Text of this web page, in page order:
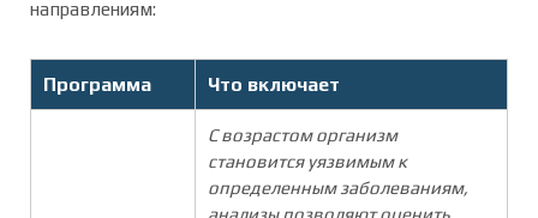
направлениям:
Программа Что включает
С возрастом организм
становится уязвимым к
определенным заболеваниям,